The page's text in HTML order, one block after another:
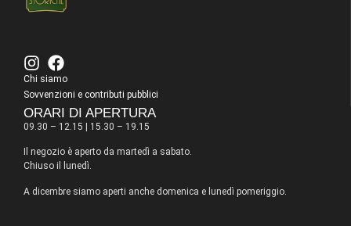
Chi siamo
Sovvenzioni e contributi pubblici
ORARI DI APERTURA
09.30 – 12.15 | 15.30 – 19.15
Il negozio è aperto da martedì a sabato.
Chiuso il lunedì.
A dicembre siamo aperti anche domenica e lunedì pomeriggio.